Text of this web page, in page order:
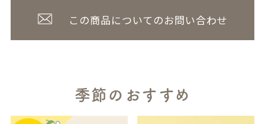
この商品についてのお問い合わせ
季節のおすすめ